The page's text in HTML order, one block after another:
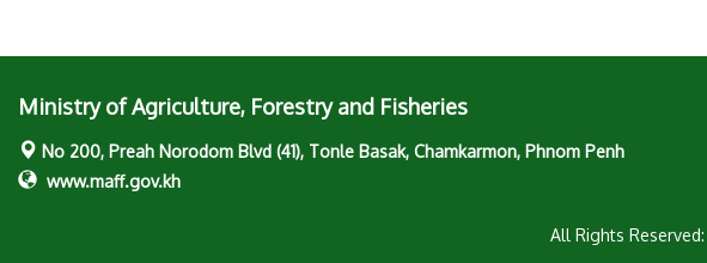
Ministry of Agriculture, Forestry and Fisheries
No 200, Preah Norodom Blvd (41), Tonle Basak, Chamkarmon, Phnom Penh
www.maff.gov.kh
All Rights